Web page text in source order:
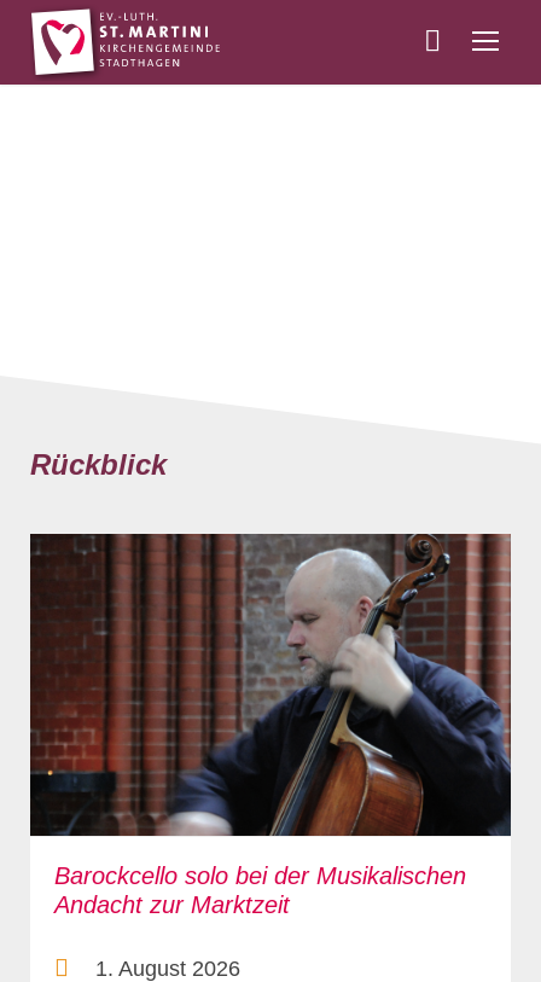
Rückblick
Barockcello solo bei der Musikalischen
Andacht zur Marktzeit
1. August 2026